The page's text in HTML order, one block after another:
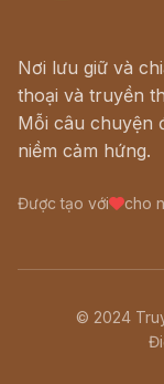
Nơi lưu giữ và
thoại và truyền
Mỗi câu chuyện
niềm cảm hứng.
Được tạo với cho
© 2024